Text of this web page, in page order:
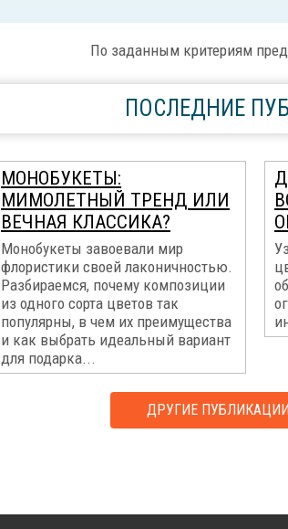
По заданным критериям
ПОСЛЕДНИЕ
МОНОБУКЕТЫ:
МИМОЛЕТНЫЙ ТРЕНД ИЛИ
ВЕЧНАЯ КЛАССИКА?
Монобукеты завоевали мир
флористики своей лаконичностью.
Разбираемся, почему композиции
из одного сорта цветов так
популярны, в чем их преимущества
и как выбрать идеальный вариант
для подарка...
ДРУГИЕ